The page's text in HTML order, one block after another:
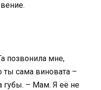
позвонила мне,
ты сама виновата –
губы. – Мам. Я её не